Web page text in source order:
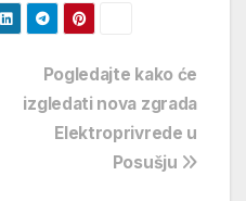
Pogledajte kako će
izgledati nova zgrada
Elektroprivrede u
Posušju